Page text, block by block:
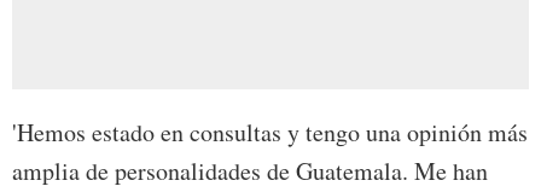
'Hemos estado en consultas y tengo una opinión más
amplia de personalidades de Guatemala. Me han